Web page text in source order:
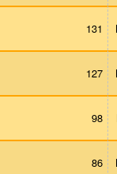
131
127
98
86